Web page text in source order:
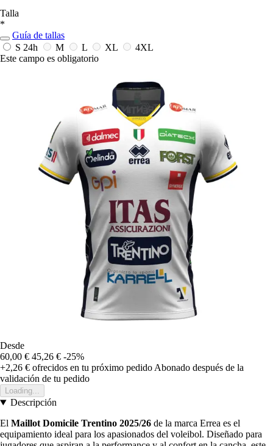
Talla
*
Guía de tallas
S 24h M L XL
4XL
Este campo es obligatorio
Desde
60,00 € 45,26 € -25%
+2,26 € ofrecidos en tu próximo pedido Abonado después de la
validación de tu pedido
Loading...
Descripción
El Maillot Domicile Trentino 2025/26 de la marca Errea es el
equipamiento ideal para los apasionados del voleibol. Diseñado para